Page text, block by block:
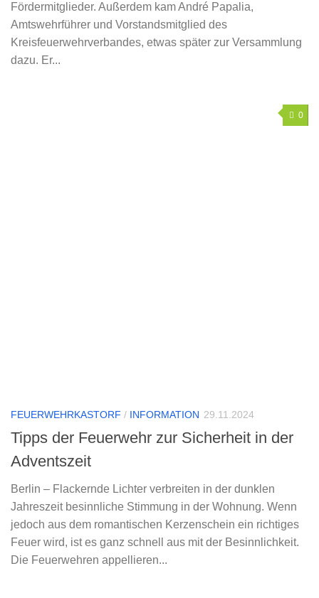
Fördermitglieder. Außerdem kam André Papalia,
Amtswehrführer und Vorstandsmitglied des
Kreisfeuerwehrverbandes, etwas später zur Versammlung
dazu. Er...
0
FEUERWEHRKASTORF / INFORMATION 29.11.2024
Tipps der Feuerwehr zur Sicherheit in der
Adventszeit
Berlin – Flackernde Lichter verbreiten in der dunklen
Jahreszeit besinnliche Stimmung in der Wohnung. Wenn
jedoch aus dem romantischen Kerzenschein ein richtiges
Feuer wird, ist es ganz schnell aus mit der Besinnlichkeit.
Die Feuerwehren appellieren...